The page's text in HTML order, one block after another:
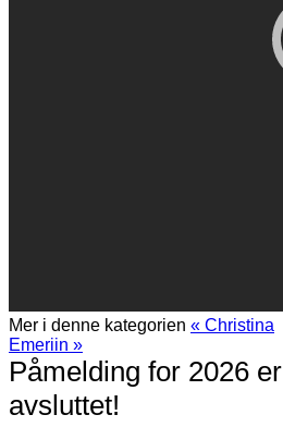
Mer i denne kategorien « Christina
Emeriin »
Påmelding for 2026 er
avsluttet!